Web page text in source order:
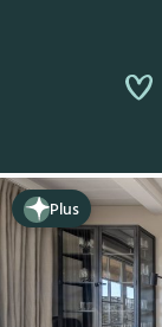
Plus